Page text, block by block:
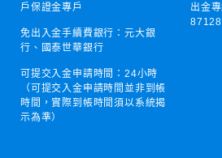
戶保證金專戶
免出入金手續費銀行：元大銀
行、國泰世華銀行
可提交入金申請時間：24小時
（可提交入金申請時間並非到帳
時間，實際到帳時間須以系統揭
示為準）
出金